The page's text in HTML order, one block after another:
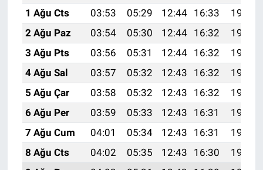
1 Ağu Cts
03:53 05:29 12:44 16:33
19:48
2 Ağu Paz
03:54 05:30 12:44 16:32
19:47
3 Ağu Pts
03:56 05:31 12:44 16:32
19:46
4 Ağu Sal
03:57 05:32 12:43 16:32
19:45
5 Ağu Çar
03:58 05:32 12:43 16:32
19:44
6 Ağu Per
03:59 05:33 12:43 16:31
19:43
7 Ağu Cum
04:01 05:34 12:43 16:31
19:42
8 Ağu Cts
04:02 05:35 12:43 16:30
19:41